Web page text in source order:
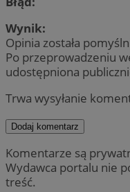
Wynik:
Opinia została
Po przeprowadzeniu
udostępniona
Trwa wysyłanie
Dodaj komentarz
Komentarze są
Wydawca portalu nie
treść.